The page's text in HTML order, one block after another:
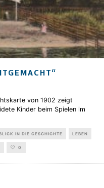
von 1902 zeigt
Kinder beim Spielen im
IN DIE GESCHICHTE LEBEN
0